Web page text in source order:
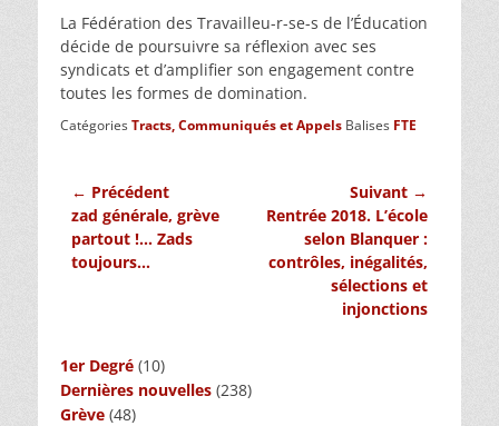
La Fédération des Travailleu-r-se-s de l’Éducation
décide de poursuivre sa réflexion avec ses
syndicats et d’amplifier son engagement contre
toutes les formes de domination.
CatégoriesTracts, Communiqués et Appels Balises FTE
Navigation
de
l’article
← Précédent
Article
précédent :
zad générale, grève
partout !… Zads
toujours…
Suivant →
Article
suivant :
Rentrée 2018. L’école
selon Blanquer :
contrôles, inégalités,
sélections et
injonctions
1er Degré (10)
Dernières nouvelles (238)
Grève (48)